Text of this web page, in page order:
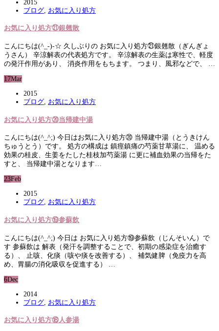
2015
ブログ お気に入り処方
お気に入り処方㉑銀翹散
こんにちは(^_-)-☆ 久しぶりの お気に入り処方㉑銀翹散（ぎんぎょ
うさん） 辛涼解表の代表処方です。 辛涼解表の生薬は寒性で、軽度
の発汗作用があり、 消炎作用をもちます。 つまり、風邪などで、 …
17Mar
2015
ブログ, お気に入り処方
お気に入り処方⑳当帰建中湯
こんにちは(^_^;) 今日はお気に入り処方⑳ 当帰建中湯（とうきけん
ちゅうとう）です。 処方の構成は 鎮痙鎮痛の芍薬甘草湯に、 温める
効果の桂皮、生姜をたした桂枝加芍薬湯 に更に補血効果の当帰をた
すと、 当帰建中湯となります…
23Feb
2015
ブログ, お気に入り処方
お気に入り処方⑲参蘇飲
こんにちは(^_^;) 今日は お気に入り処方⑲参蘇飲（じんそいん）で
す 参蘇飲は 解表（発汗を調整することで、初期の感染症を治癒す
る）、 止咳、化痰（咳や痰を改善する）、 補気健脾（免疫力を高
め、胃腸の消化吸収を促進する） …
6Dec
2014
ブログ お気に入り処方
お気に入り処方⑱人参湯